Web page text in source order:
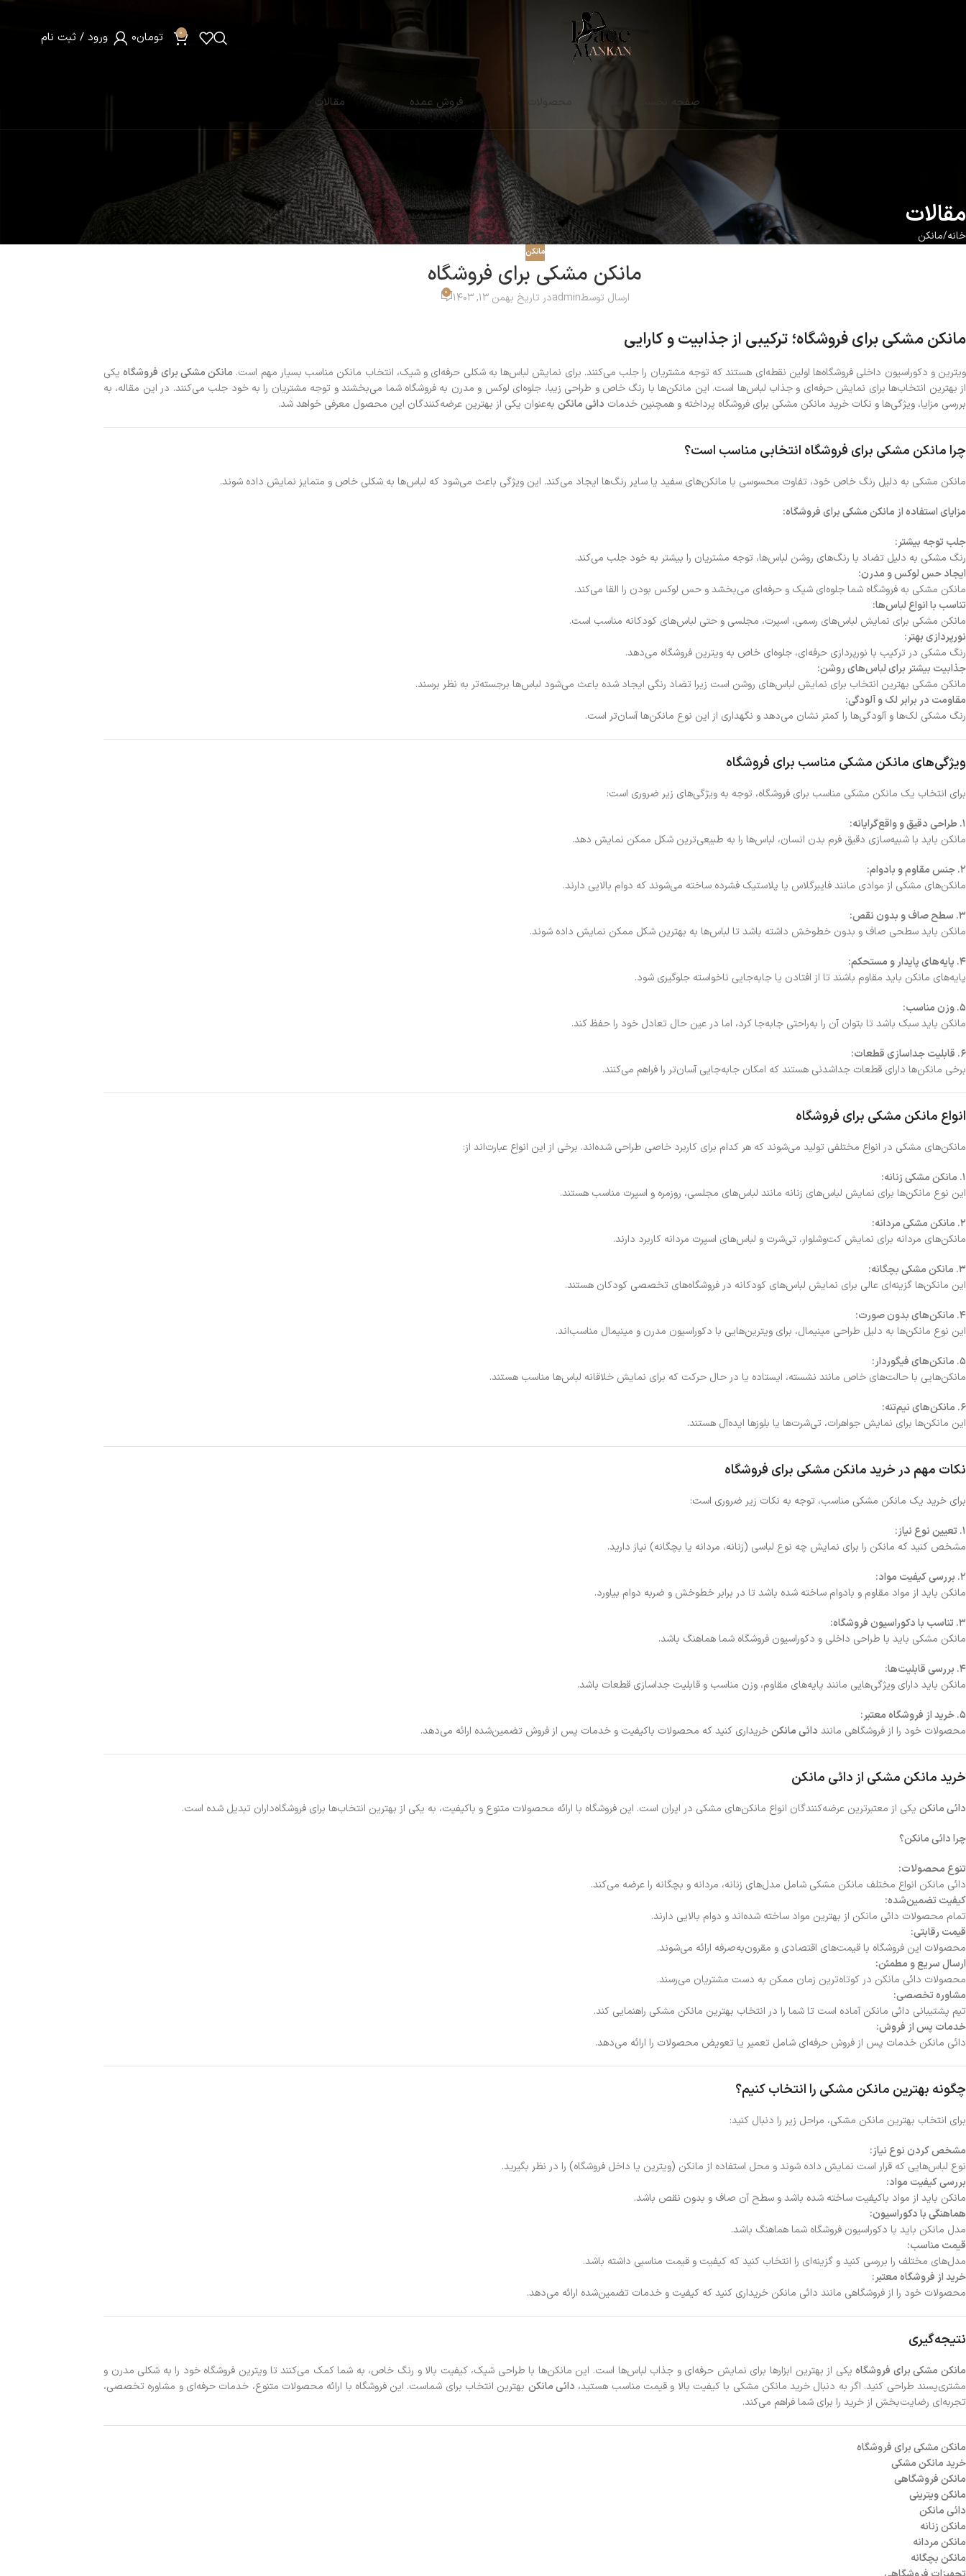
0 تومان0 ورود / ثبت نام
صفحه نخست فروش عمده مقالات
مقالات
خانه مانکن
مانکن
مانکن مشکی برای فروشگاه
ارسال توسطadminدر تاریخ بهمن 13, 1403 0
مانکن مشکی برای فروشگاه؛ ترکیبی از جذابیت و کارایی
ویترین و دکوراسیون داخلی فروشگاه‌ها اولین نقطه‌ای هستند که توجه مشتریان را جلب می‌کنند. برای نمایش لباس‌ها به شکلی حرفه‌ای و شیک، انتخاب مانکن مناسب بسیار مهم است. مانکن مشکی برای فروشگاهیکی
از بهترین انتخاب‌ها برای نمایش حرفه‌ای و جذاب لباس‌ها است. این مانکن‌ها با رنگ خاص و طراحی زیبا، جلوه‌ای لوکس و مدرن به فروشگاه شما می‌بخشند و توجه مشتریان را به خود جلب می‌کنند. در این مقاله، به
بررسی مزایا، ویژگی‌ها و نکات خرید مانکن مشکی برای فروشگاه پرداخته و همچنین خدمات دائی مانکن به‌عنوان یکی از بهترین عرضه‌کنندگان این محصول معرفی خواهد شد.
چرا مانکن مشکی برای فروشگاه انتخابی مناسب است؟
مانکن مشکی به دلیل رنگ خاص خود، تفاوت محسوسی با مانکن‌های سفید یا سایر رنگ‌ها ایجاد می‌کند. این ویژگی باعث می‌شود که لباس‌ها به شکلی خاص و متمایز نمایش داده شوند.
مزایای استفاده از مانکن مشکی برای فروشگاه:
جلب توجه بیشتر:
رنگ مشکی به دلیل تضاد با رنگ‌های روشن لباس‌ها، توجه مشتریان را بیشتر به خود جلب می‌کند.
ایجاد حس لوکس و مدرن:
مانکن مشکی به فروشگاه شما جلوه‌ای شیک و حرفه‌ای می‌بخشد و حس لوکس بودن را القا می‌کند.
تناسب با انواع لباس‌ها:
مانکن مشکی برای نمایش لباس‌های رسمی، اسپرت، مجلسی و حتی لباس‌های کودکانه مناسب است.
نورپردازی بهتر:
رنگ مشکی در ترکیب با نورپردازی حرفه‌ای، جلوه‌ای خاص به ویترین فروشگاه می‌دهد.
جذابیت بیشتر برای لباس‌های روشن:
مانکن مشکی بهترین انتخاب برای نمایش لباس‌های روشن است زیرا تضاد رنگی ایجاد شده باعث می‌شود لباس‌ها برجسته‌تر به نظر برسند.
مقاومت در برابر لک و آلودگی:
رنگ مشکی لک‌ها و آلودگی‌ها را کمتر نشان می‌دهد و نگهداری از این نوع مانکن‌ها آسان‌تر است.
ویژگی‌های مانکن مشکی مناسب برای فروشگاه
برای انتخاب یک مانکن مشکی مناسب برای فروشگاه، توجه به ویژگی‌های زیر ضروری است:
1. طراحی دقیق و واقع‌گرایانه:
مانکن باید با شبیه‌سازی دقیق فرم بدن انسان، لباس‌ها را به طبیعی‌ترین شکل ممکن نمایش دهد.
2. جنس مقاوم و بادوام:
مانکن‌های مشکی از موادی مانند فایبرگلاس یا پلاستیک فشرده ساخته می‌شوند که دوام بالایی دارند.
3. سطح صاف و بدون نقص:
مانکن باید سطحی صاف و بدون خط‌وخش داشته باشد تا لباس‌ها به بهترین شکل ممکن نمایش داده شوند.
4. پایه‌های پایدار و مستحکم:
پایه‌های مانکن باید مقاوم باشند تا از افتادن یا جابه‌جایی ناخواسته جلوگیری شود.
5. وزن مناسب:
مانکن باید سبک باشد تا بتوان آن را به‌راحتی جابه‌جا کرد، اما در عین حال تعادل خود را حفظ کند.
6. قابلیت جداسازی قطعات:
برخی مانکن‌ها دارای قطعات جداشدنی هستند که امکان جابه‌جایی آسان‌تر را فراهم می‌کنند.
انواع مانکن مشکی برای فروشگاه
مانکن‌های مشکی در انواع مختلفی تولید می‌شوند که هر کدام برای کاربرد خاصی طراحی شده‌اند. برخی از این انواع عبارت‌اند از:
1. مانکن مشکی زنانه:
این نوع مانکن‌ها برای نمایش لباس‌های زنانه مانند لباس‌های مجلسی، روزمره و اسپرت مناسب هستند.
2. مانکن مشکی مردانه:
مانکن‌های مردانه برای نمایش کت‌وشلوار، تی‌شرت و لباس‌های اسپرت مردانه کاربرد دارند.
3. مانکن مشکی بچگانه:
این مانکن‌ها گزینه‌ای عالی برای نمایش لباس‌های کودکانه در فروشگاه‌های تخصصی کودکان هستند.
4. مانکن‌های بدون صورت:
این نوع مانکن‌ها به دلیل طراحی مینیمال، برای ویترین‌هایی با دکوراسیون مدرن و مینیمال مناسب‌اند.
5. مانکن‌های فیگوردار:
مانکن‌هایی با حالت‌های خاص مانند نشسته، ایستاده یا در حال حرکت که برای نمایش خلاقانه لباس‌ها مناسب هستند.
6. مانکن‌های نیم‌تنه:
این مانکن‌ها برای نمایش جواهرات، تی‌شرت‌ها یا بلوزها ایده‌آل هستند.
نکات مهم در خرید مانکن مشکی برای فروشگاه
برای خرید یک مانکن مشکی مناسب، توجه به نکات زیر ضروری است:
1. تعیین نوع نیاز:
مشخص کنید که مانکن را برای نمایش چه نوع لباسی (زنانه، مردانه یا بچگانه) نیاز دارید.
2. بررسی کیفیت مواد:
مانکن باید از مواد مقاوم و بادوام ساخته شده باشد تا در برابر خط‌وخش و ضربه دوام بیاورد.
3. تناسب با دکوراسیون فروشگاه:
مانکن مشکی باید با طراحی داخلی و دکوراسیون فروشگاه شما هماهنگ باشد.
4. بررسی قابلیت‌ها:
مانکن باید دارای ویژگی‌هایی مانند پایه‌های مقاوم، وزن مناسب و قابلیت جداسازی قطعات باشد.
5. خرید از فروشگاه معتبر:
محصولات خود را از فروشگاهی مانند دائی مانکنخریداری کنید که محصولات باکیفیت و خدمات پس از فروش تضمین‌شده ارائه می‌دهد.
خرید مانکن مشکی از دائی مانکن
دائی مانکن یکی از معتبرترین عرضه‌کنندگان انواع مانکن‌های مشکی در ایران است. این فروشگاه با ارائه محصولات متنوع و باکیفیت، به یکی از بهترین انتخاب‌ها برای فروشگاه‌داران تبدیل شده است.
چرا دائی مانکن؟
تنوع محصولات:
دائی مانکن انواع مختلف مانکن مشکی شامل مدل‌های زنانه، مردانه و بچگانه را عرضه می‌کند.
کیفیت تضمین‌شده:
تمام محصولات دائی مانکن از بهترین مواد ساخته شده‌اند و دوام بالایی دارند.
قیمت رقابتی:
محصولات این فروشگاه با قیمت‌های اقتصادی و مقرون‌به‌صرفه ارائه می‌شوند.
ارسال سریع و مطمئن:
محصولات دائی مانکن در کوتاه‌ترین زمان ممکن به دست مشتریان می‌رسند.
مشاوره تخصصی:
تیم پشتیبانی دائی مانکن آماده است تا شما را در انتخاب بهترین مانکن مشکی راهنمایی کند.
خدمات پس از فروش:
دائی مانکن خدمات پس از فروش حرفه‌ای شامل تعمیر یا تعویض محصولات را ارائه می‌دهد.
چگونه بهترین مانکن مشکی را انتخاب کنیم؟
برای انتخاب بهترین مانکن مشکی، مراحل زیر را دنبال کنید:
مشخص کردن نوع نیاز:
نوع لباس‌هایی که قرار است نمایش داده شوند و محل استفاده از مانکن (ویترین یا داخل فروشگاه) را در نظر بگیرید.
بررسی کیفیت مواد:
مانکن باید از مواد باکیفیت ساخته شده باشد و سطح آن صاف و بدون نقص باشد.
هماهنگی با دکوراسیون:
مدل مانکن باید با دکوراسیون فروشگاه شما هماهنگ باشد.
قیمت مناسب:
مدل‌های مختلف را بررسی کنید و گزینه‌ای را انتخاب کنید که کیفیت و قیمت مناسبی داشته باشد.
خرید از فروشگاه معتبر:
محصولات خود را از فروشگاهی مانند دائی مانکن خریداری کنید که کیفیت و خدمات تضمین‌شده ارائه می‌دهد.
نتیجه‌گیری
مانکن مشکی برای فروشگاهیکی از بهترین ابزارها برای نمایش حرفه‌ای و جذاب لباس‌ها است. این مانکن‌ها با طراحی شیک، کیفیت بالا و رنگ خاص، به شما کمک می‌کنند تا ویترین فروشگاه خود را به شکلی مدرن و
مشتری‌پسند طراحی کنید. اگر به دنبال خرید مانکن مشکی با کیفیت بالا و قیمت مناسب هستید، دائی مانکن بهترین انتخاب برای شماست. این فروشگاه با ارائه محصولات متنوع، خدمات حرفه‌ای و مشاوره تخصصی،
تجربه‌ای رضایت‌بخش از خرید را برای شما فراهم می‌کند.
مانکن مشکی برای فروشگاه
خرید مانکن مشکی
مانکن فروشگاهی
مانکن ویترینی
دائی مانکن
مانکن زنانه
مانکن مردانه
مانکن بچگانه